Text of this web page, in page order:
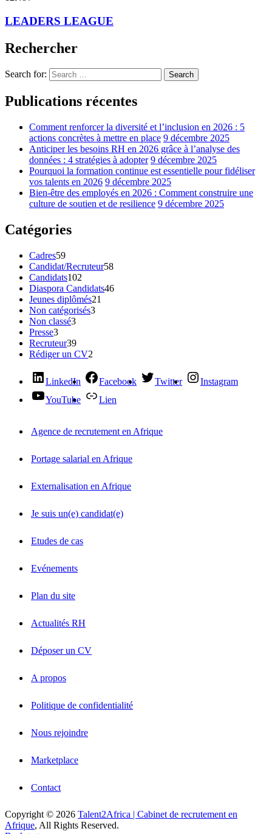
LEADERS LEAGUE
Rechercher
Search for: Search
Publications récentes
Comment renforcer la diversité et l’inclusion en 2026 : 5
actions concrètes à mettre en place 9 décembre 2025
Anticiper les besoins RH en 2026 grâce à l’analyse des
données : 4 stratégies à adopter 9 décembre 2025
Pourquoi la formation continue est essentielle pour fidéliser
vos talents en 2026 9 décembre 2025
Bien-être des employés en 2026 : Comment construire une
culture de soutien et de resilience 9 décembre 2025
Catégories
Cadres59
Candidat/Recruteur58
Candidats102
Diaspora Candidats46
Jeunes diplômés21
Non catégorisés3
Non classé3
Presse3
Recruteur39
Rédiger un CV2
LinkedIn Facebook Twitter
Instagram
YouTube
Lien
Agence de recrutement en Afrique
Portage salarial en Afrique
Externalisation en Afrique
Je suis un(e) candidat(e)
Etudes de cas
Evénements
Plan du site
Actualités RH
Déposer un CV
A propos
Politique de confidentialité
Nous rejoindre
Marketplace
Contact
Copyright © 2026 Talent2Africa | Cabinet de recrutement en
Afrique, All Rights Reserved.